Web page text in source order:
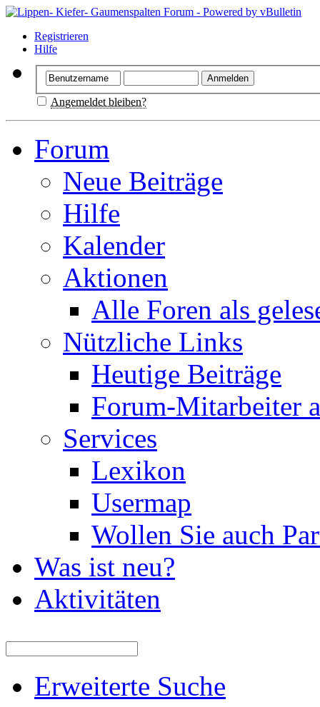
Registrieren
Hilfe
Angemeldet bleiben?
Forum
Neue Beiträge
Hilfe
Kalender
Aktionen
Alle Foren als
Nützliche Links
Heutige Beiträge
Forum-Mitarbeiter
Services
Lexikon
Usermap
Wollen Sie auch
Was ist neu?
Aktivitäten
Erweiterte Suche